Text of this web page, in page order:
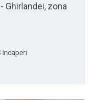
Ghirlandei, zona
Incaperi